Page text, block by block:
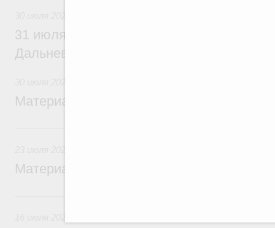
31 июля Михаил Мишустин совершит
Дальневосточный федеральный округ
Материалы к заседанию Правительства
Материалы к заседанию Правительства